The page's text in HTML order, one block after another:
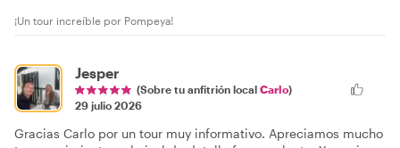
¡Un tour increíble por Pompeya!
Jesper
(Sobre tu anfitrión local Carlo)
29 julio 2026
Gracias Carlo por un tour muy informativo. Apreciamos mucho